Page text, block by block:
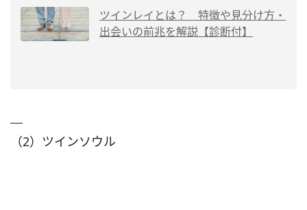
ツインレイとは？ 特徴や見分け方・
出会いの前兆を解説【診断付】
（2）ツインソウル